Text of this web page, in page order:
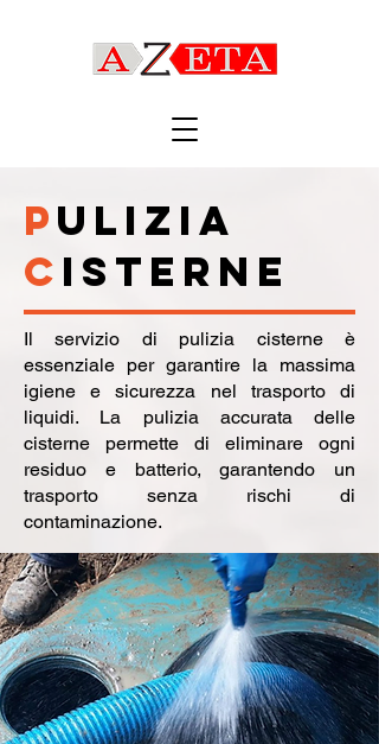
PULIZIA
C ISTERNE
Il servizio di pulizia cisterne è
essenziale per garantire la massima
igiene e sicurezza nel trasporto di
liquidi. La pulizia accurata delle
cisterne permette di eliminare ogni
residuo e batterio, garantendo un
trasporto senza rischi di
contaminazione.